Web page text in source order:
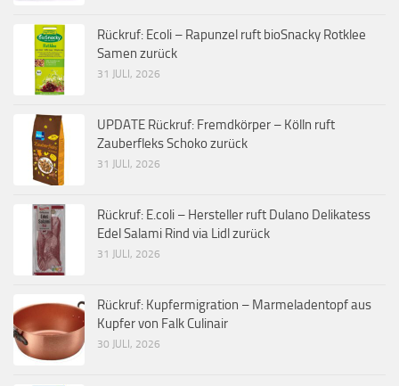
Rückruf: Ecoli – Rapunzel ruft bioSnacky Rotklee
Samen zurück
31 JULI, 2026
UPDATE Rückruf: Fremdkörper – Kölln ruft
Zauberfleks Schoko zurück
31 JULI, 2026
Rückruf: E.coli – Hersteller ruft Dulano Delikatess
Edel Salami Rind via Lidl zurück
31 JULI, 2026
Rückruf: Kupfermigration – Marmeladentopf aus
Kupfer von Falk Culinair
30 JULI, 2026